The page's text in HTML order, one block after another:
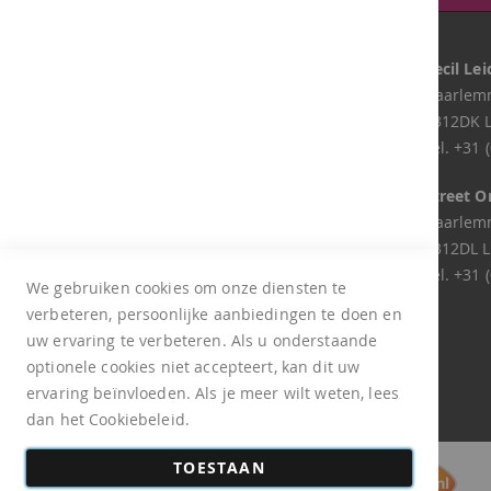
Cecil
2312DK
Tel. +31
Street
2312DL
Tel. +31
Retour aanmelden
We gebruiken cookies om onze diensten te
verbeteren, persoonlijke aanbiedingen te doen en
uw ervaring te verbeteren. Als u onderstaande
optionele cookies niet accepteert, kan dit uw
ervaring beïnvloeden. Als je meer wilt weten, lees
dan het Cookiebeleid.
TOESTAAN